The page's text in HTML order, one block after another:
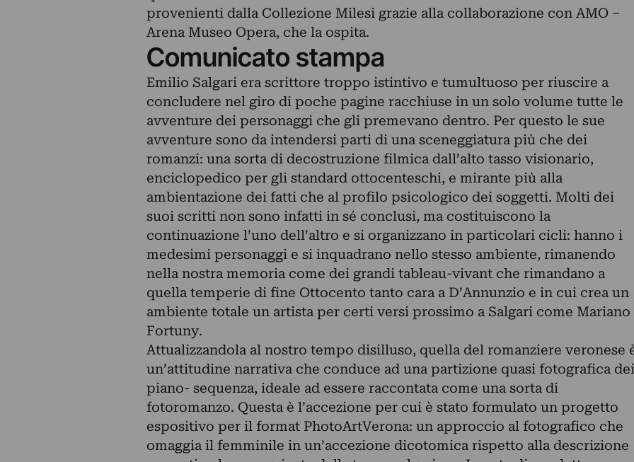
provenienti dalla Collezione Milesi grazie alla collaborazione con AMO –
Arena Museo Opera, che la ospita.
Comunicato stampa
Emilio Salgari era scrittore troppo istintivo e tumultuoso per riuscire a
concludere nel giro di poche pagine racchiuse in un solo volume tutte le
avventure dei personaggi che gli premevano dentro. Per questo le sue
avventure sono da intendersi parti di una sceneggiatura più che dei
romanzi: una sorta di decostruzione filmica dall’alto tasso visionario,
enciclopedico per gli standard ottocenteschi, e mirante più alla
ambientazione dei fatti che al profilo psicologico dei soggetti. Molti dei
suoi scritti non sono infatti in sé conclusi, ma costituiscono la
continuazione l’uno dell’altro e si organizzano in particolari cicli: hanno i
medesimi personaggi e si inquadrano nello stesso ambiente, rimanendo
nella nostra memoria come dei grandi tableau-vivant che rimandano a
quella temperie di fine Ottocento tanto cara a D’Annunzio e in cui crea un
ambiente totale un artista per certi versi prossimo a Salgari come Mariano
Fortuny.
Attualizzandola al nostro tempo disilluso, quella del romanziere veronese
un’attitudine narrativa che conduce ad una partizione quasi fotografica dei
piano- sequenza, ideale ad essere raccontata come una sorta di
fotoromanzo. Questa è l’accezione per cui è stato formulato un progetto
espositivo per il format PhotoArtVerona: un approccio al fotografico che
omaggia il femminile in un’accezione dicotomica rispetto alla descrizione